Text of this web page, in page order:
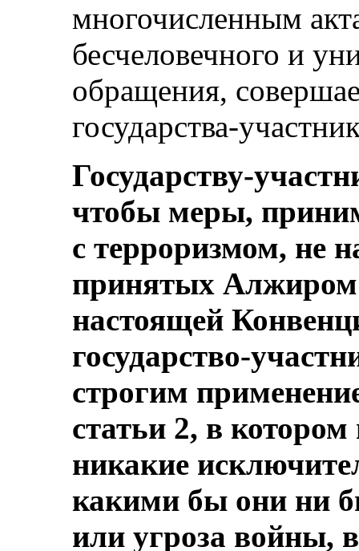
многочисленным
бесчеловечного и
обращения,
государства-
Государству-
чтобы меры,
с терроризмом, не
принятых Алжиром
настоящей
государство-
строгим
статьи 2, в
никакие
какими бы они ни
или угроза войны,